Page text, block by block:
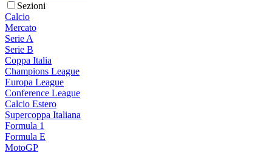
Sezioni
Calcio
Mercato
Serie A
Serie B
Coppa Italia
Champions League
Europa League
Conference League
Calcio Estero
Supercoppa Italiana
Formula 1
Formula E
MotoGP